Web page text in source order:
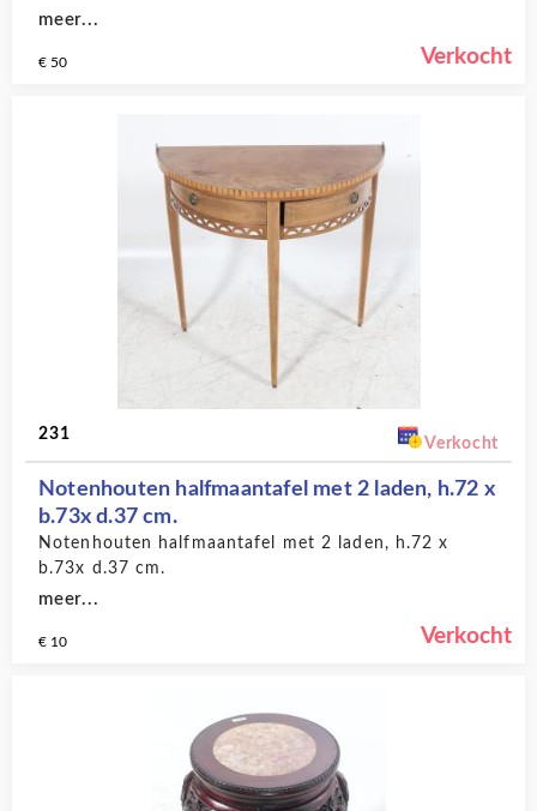
meer...
€ 50 Verkocht
231
Verkocht
Notenhouten halfmaantafel met 2 laden, h.72 x
b.73x d.37 cm.
Notenhouten halfmaantafel met 2 laden, h.72 x
b.73x d.37 cm.
meer...
€ 10 Verkocht